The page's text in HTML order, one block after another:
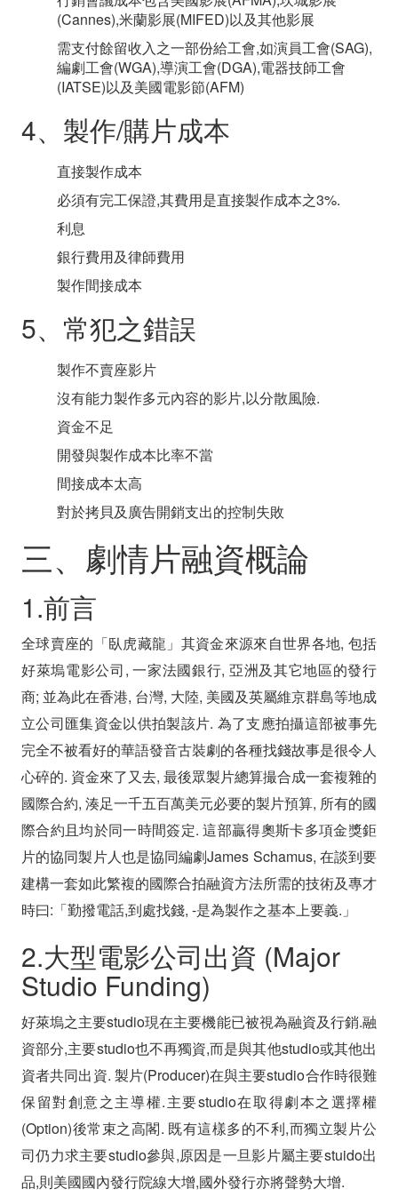
(Cannes),米蘭影展(MIFED)以及其他影展
需支付餘留收入之一部份給工會,如演員工會(SAG),
編劇工會(WGA),導演工會(DGA),電器技師工會
(IATSE)以及美國電影節(AFM)
4、製作/購片成本
直接製作成本
必須有完工保證,其費用是直接製作成本之3%.
利息
銀行費用及律師費用
製作間接成本
5、常犯之錯誤
製作不賣座影片
沒有能力製作多元內容的影片,以分散風險.
資金不足
開發與製作成本比率不當
間接成本太高
對於拷貝及廣告開銷支出的控制失敗
三、劇情片融資概論
1.前言
全球賣座的「臥虎藏龍」其資金來源來自世界各地, 包括
好萊塢電影公司, 一家法國銀行, 亞洲及其它地區的發行
商; 並為此在香港, 台灣, 大陸, 美國及英屬維京群島等地成
立公司匯集資金以供拍製該片. 為了支應拍攝這部被事先
完全不被看好的華語發音古裝劇的各種找錢故事是很令人
心碎的. 資金來了又去, 最後眾製片總算撮合成一套複雜的
國際合約, 湊足一千五百萬美元必要的製片預算, 所有的國
際合約且均於同一時間簽定. 這部贏得奧斯卡多項金獎鉅
片的協同製片人也是協同編劇James Schamus, 在談到要
建構一套如此繁複的國際合拍融資方法所需的技術及專才
時曰:「勤撥電話,到處找錢, -是為製作之基本上要義.」
2.大型電影公司出資 (Major
Studio Funding)
好萊塢之主要studio現在主要機能已被視為融資及行銷.融
資部分,主要studio也不再獨資,而是與其他studio或其他出
資者共同出資. 製片(Producer)在與主要studio合作時很難
保留對創意之主導權.主要studio在取得劇本之選擇權
(Option)後常束之高閣. 既有這樣多的不利,而獨立製片公
司仍力求主要studio參與,原因是一旦影片屬主要stuido出
品,則美國國內發行院線大增,國外發行亦將聲勢大增.